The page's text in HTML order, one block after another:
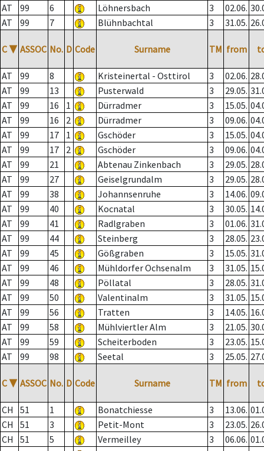
AT
99 6 Löhnersbach 3 02.06.
AT
99 7 Blühnbachtal 3 31.05.
C ▼ ASSOC No. D Code Surname TM from
AT 99 8 Kristeinertal - Osttirol 3 02.06.
AT
99 13 Pusterwald 3 29.05.
AT
99 16 1 Dürradmer 3 15.05.
AT
99 16 2 Dürradmer 3 09.06.
AT
99 17 1 Gschöder 3 15.05.
AT
99 17 2 Gschöder 3 09.06.
AT
99 21 Abtenau Zinkenbach 3 29.05.
AT
99 27 Geiselgrundalm 3 29.05.
AT
99 38 Johannsenruhe 3 14.06.
AT
99 40 Kocnatal 3 30.05.
AT
99 41 Radlgraben 3 01.06.
AT
99 44 Steinberg 3 28.05.
AT
99 45 Gößgraben 3 15.05.
AT
99 46 Mühldorfer Ochsenalm 3 31.05.
AT
99 48 Pöllatal 3 28.05.
AT
99 50 Valentinalm 3 31.05.
AT
99 56 Tratten 3 14.05.
AT
99 58 Mühlviertler Alm 3 21.05.
AT
99 59 Scheiterboden 3 23.05.
AT
99 98 Seetal 3 25.05.
C ▼ ASSOC No. D Code Surname TM from
CH 51 1 Bonatchiesse 3 13.06.
CH
51 3 Petit-Mont 3 23.05.
CH
51 5 Vermeilley 3 06.06.